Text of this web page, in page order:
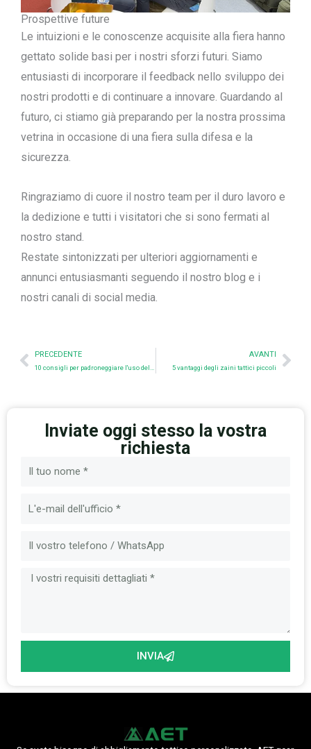
Prospettive future
Le intuizioni e le conoscenze acquisite alla fiera hanno
gettato solide basi per i nostri sforzi futuri. Siamo
entusiasti di incorporare il feedback nello sviluppo dei
nostri prodotti e di continuare a innovare. Guardando al
futuro, ci stiamo già preparando per la nostra prossima
vetrina in occasione di una fiera sulla difesa e la
sicurezza.
Ringraziamo di cuore il nostro team per il duro lavoro e
la dedizione e tutti i visitatori che si sono fermati al
nostro stand.
Restate sintonizzati per ulteriori aggiornamenti e
annunci entusiasmanti seguendo il nostro blog e i
nostri canali di social media.
Prev
PRECEDENTE AVANTI
5 vantaggi degli zaini tattici piccoli
Inviate oggi stesso la vostra
richiesta
INVIA